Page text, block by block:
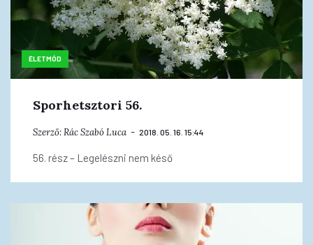
ÉLETMÓD
Sporhetsztori 56.
Szerző:Rác Szabó Luca 2018. 05. 16. 15:44
56. rész – Legelészni nem késő